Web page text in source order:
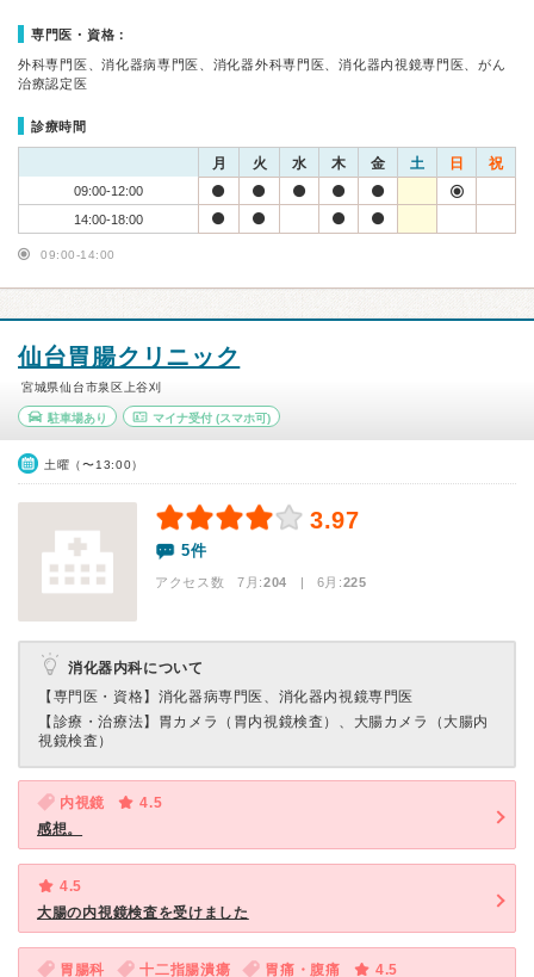
専門医・資格：
外科専門医、消化器病専門医、消化器外科専門医、消化器内視鏡専門医、がん
治療認定医
診療時間
月 火 水 木 金 土 日 祝
09:00-12:00
14:00-18:00
09:00-14:00
仙台胃腸クリニック
宮城県仙台市泉区上谷刈
駐車場あり マイナ受付(スマホ可)
土曜（〜13:00）
3.97
5件
アクセス数 7月:204 | 6月:225
消化器内科について
【専門医・資格】 消化器病専門医、消化器内視鏡専門医
【診療・治療法】 胃カメラ（胃内視鏡検査）、大腸カメラ（大腸内
視鏡検査）
内視鏡
4.5
感想。
4.5
大腸の内視鏡検査を受けました
胃腸科 十二指腸潰瘍 胃痛・腹痛
4.5